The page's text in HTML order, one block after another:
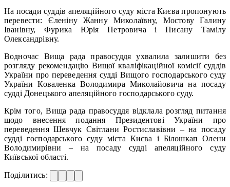
На посади суддів апеляційного суду міста Києва пропонують
перевести: Єленіну Жанну Миколаївну, Мостову Галину
Іванівну, Фурика Юрія Петровича і Писану Тамілу
Олександрівну.
Водночас Вища рада правосуддя ухвалила залишити без
розгляду рекомендацію Вищої кваліфікаційної комісії суддів
України про переведення судді Вищого господарського суду
України Коваленка Володимира Миколайовича на посаду
судді Донецького апеляційного господарського суду.
Крім того, Вища рада правосуддя відклала розгляд питання
щодо внесення подання Президентові України про
переведення Шевчук Світлани Ростиславівни – на посаду
судді господарського суду міста Києва і Білошкап Олени
Володимирівни – на посаду судді апеляційного суду
Київської області.
Поділитись: